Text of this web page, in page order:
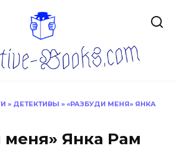
» ДЕТЕКТИВЫ » «РАЗБУДИ МЕНЯ» ЯНКА
меня» Янка Рам